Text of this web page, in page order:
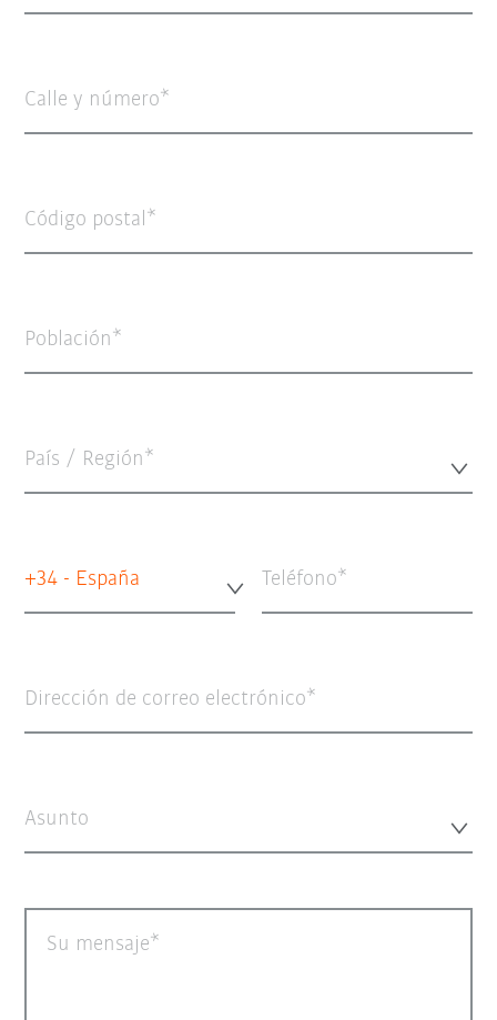
Calle y número
Código postal
Población
País / Región*
+34 - España Teléfono
Dirección de correo electrónico
Asunto
Su mensaje